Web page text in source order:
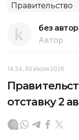
Правительство
без
Автор
14:34, 30 Июля 2026
отставку 2